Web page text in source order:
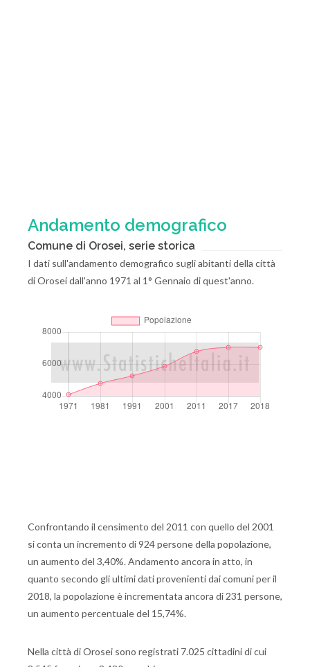
Andamento demografico
Comune di Orosei, serie storica
I dati sull'andamento demografico sugli abitanti della città
di Orosei dall'anno 1971 al 1° Gennaio di quest'anno.
Confrontando il censimento del 2011 con quello del 2001
si conta un incremento di 924 persone della popolazione,
un aumento del 3,40%. Andamento ancora in atto, in
quanto secondo gli ultimi dati provenienti dai comuni per il
2018, la popolazione è incrementata ancora di 231 persone,
un aumento percentuale del 15,74%.
Nella città di Orosei sono registrati 7.025 cittadini di cui